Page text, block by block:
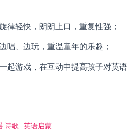
轻快，朗朗上口，重复性强；
、边玩，重温童年的乐趣；
游戏，在互动中提高孩子对英语
诗歌 英语启蒙